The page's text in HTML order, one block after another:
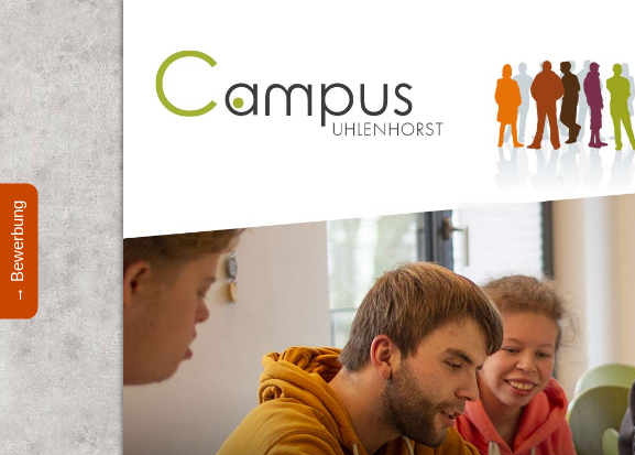
→ Bewerbung